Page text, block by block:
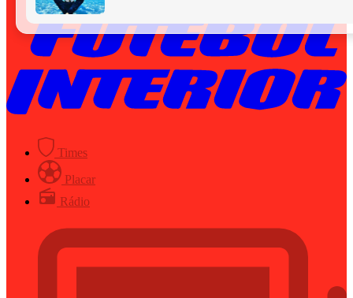
Times
Placar
Rádio